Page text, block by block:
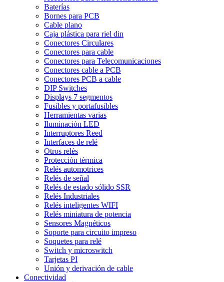
Baterías
Bornes para PCB
Cable plano
Caja plástica para riel din
Conectores Circulares
Conectores para cable
Conectores para Telecomunicaciones
Conectores cable a PCB
Conectores PCB a cable
DIP Switches
Displays 7 segmentos
Fusibles y portafusibles
Herramientas varias
Iluminación LED
Interruptores Reed
Interfaces de relé
Otros relés
Protección térmica
Relés automotrices
Relés de señal
Relés de estado sólido SSR
Relés Industriales
Relés inteligentes WIFI
Relés miniatura de potencia
Sensores Magnéticos
Soporte para circuito impreso
Soquetes para relé
Switch y microswitch
Tarjetas PI
Unión y derivación de cable
Conectividad